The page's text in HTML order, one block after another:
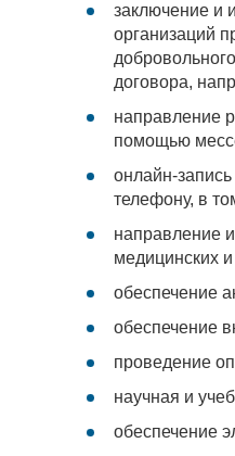
заключение и
организаций
договора,
направление
помощью
онлайн-
телефону, в
направление
медицинских
обеспечение
обеспечение
проведение
научная и
обеспечение